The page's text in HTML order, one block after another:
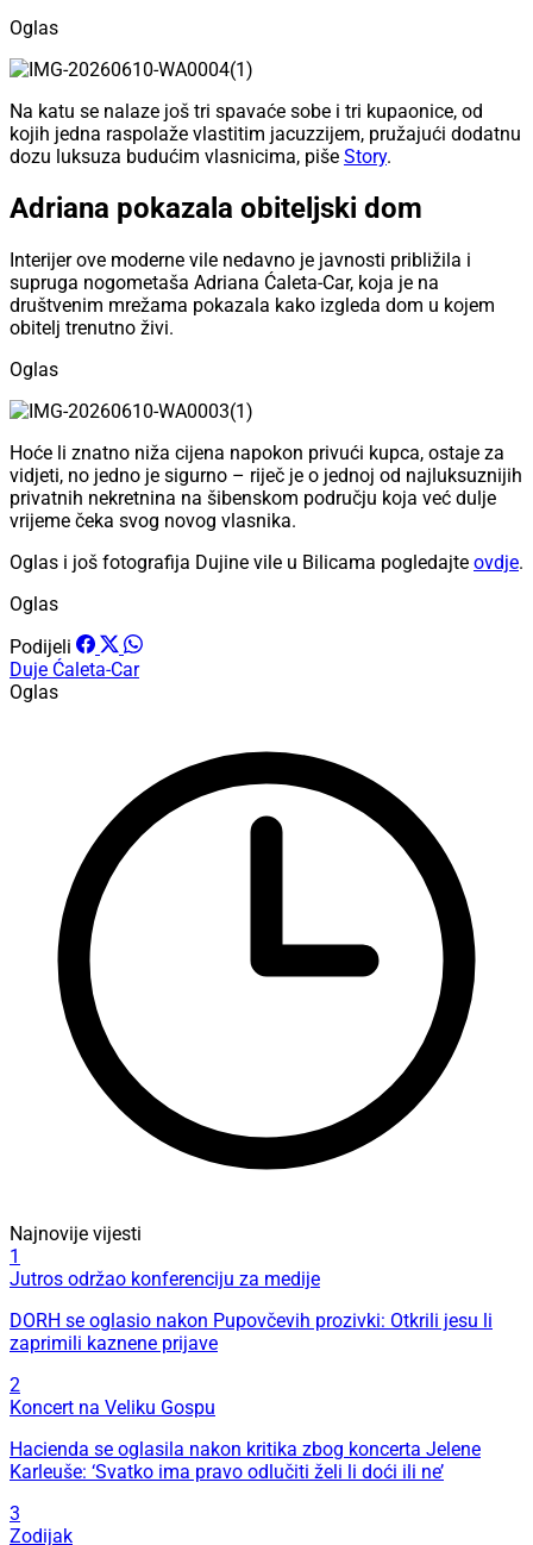
Oglas
Na katu se nalaze još tri spavaće sobe i tri kupaonice, od
kojih jedna raspolaže vlastitim jacuzzijem, pružajući dodatnu
dozu luksuza budućim vlasnicima, piše Story.
Adriana pokazala obiteljski dom
Interijer ove moderne vile nedavno je javnosti približila i
supruga nogometaša Adriana Ćaleta-Car, koja je na
društvenim mrežama pokazala kako izgleda dom u kojem
obitelj trenutno živi.
Oglas
Hoće li znatno niža cijena napokon privući kupca, ostaje za
vidjeti, no jedno je sigurno – riječ je o jednoj od najluksuznijih
privatnih nekretnina na šibenskom području koja već dulje
vrijeme čeka svog novog vlasnika.
Oglas i još fotografija Dujine vile u Bilicama pogledajte ovdje.
Oglas
Podijeli
Duje Ćaleta-Car
Oglas
Najnovije vijesti
1
Jutros održao konferenciju za medije
DORH se oglasio nakon Pupovčevih prozivki: Otkrili jesu li
zaprimili kaznene prijave
2
Koncert na Veliku Gospu
Hacienda se oglasila nakon kritika zbog koncerta Jelene
Karleuše: ‘Svatko ima pravo odlučiti želi li doći ili ne’
3
Zodijak